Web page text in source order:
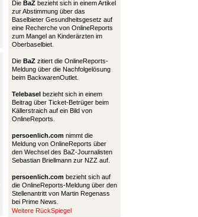
Die BaZ bezieht sich in einem Artikel
zur Abstimmung über das
Baselbieter Gesundheitsgesetz auf
eine Recherche von OnlineReports
zum Mangel an Kinderärzten im
Oberbaselbiet.
Die BaZ zitiert die OnlineReports-
Meldung über die Nachfolgelösung
beim BackwarenOutlet.
Telebasel bezieht sich in einem
Beitrag über Ticket-Betrüger beim
Källerstraich auf ein Bild von
OnlineReports.
persoenlich.com nimmt die
Meldung von OnlineReports über
den Wechsel des BaZ-Journalisten
Sebastian Briellmann zur NZZ auf.
persoenlich.com bezieht sich auf
die OnlineReports-Meldung über den
Stellenantritt von Martin Regenass
bei Prime News.
Weitere RückSpiegel